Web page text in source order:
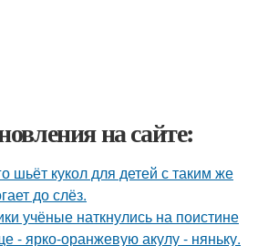
на сайте:
шьёт кукол для детей с таким же
до слёз.
учёные наткнулись на поистине
- ярко-оранжевую акулу - няньку.